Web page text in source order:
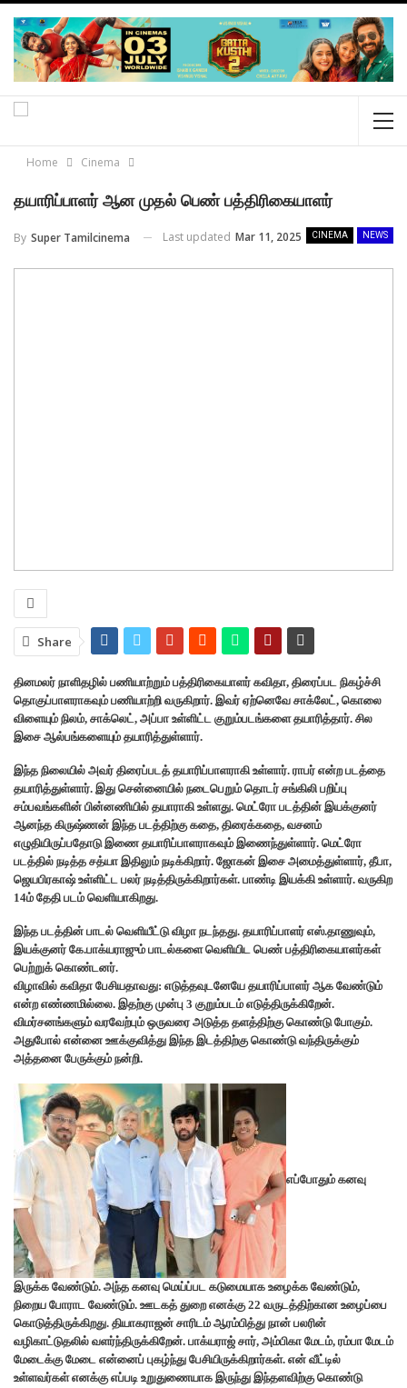
Home Cinema
தயாரிப்பாளர் ஆன முதல் பெண் பத்திரிகையாளர்
CINEMA NEWS
By Super Tamilcinema Last updated Mar 11, 2025
Share
தினமலர் நாளிதழில் பணியாற்றும் பத்திரிகையாளர் கவிதா, திரைப்பட நிகழ்ச்சி
தொகுப்பாளராகவும் பணியாற்றி வருகிறார். இவர் ஏற்னெவே சாக்லேட், கொலை
விளையும் நிலம், சாக்லெட், அப்பா உள்ளிட்ட குறும்படங்களை தயாரித்தார். சில
இசை ஆல்பங்களையும் தயாரித்துள்ளார்.
இந்த நிலையில் அவர் திரைப்படத் தயாரிப்பாளராகி உள்ளார். ராபர் என்ற படத்தை
தயாரித்துள்ளார். இது சென்னையில் நடைபெறும் தொடர் சங்கிலி பறிப்பு
சம்பவங்களின் பின்னணியில் தயாராகி உள்ளது. மெட்ரோ படத்தின் இயக்குனர்
ஆனந்த கிருஷ்ணன் இந்த படத்திற்கு கதை, திரைக்கதை, வசனம்
எழுதியிருப்பதோடு இணை தயாரிப்பாளராகவும் இணைந்துள்ளார். மெட்ரோ
படத்தில் நடித்த சத்யா இதிலும் நடிக்கிறார். ஜோகன் இசை அமைத்துள்ளார், தீபா,
ஜெயபிரகாஷ் உள்ளிட்ட பலர் நடித்திருக்கிறார்கள். பாண்டி இயக்கி உள்ளார். வருகிற
14ம் தேதி படம் வெளியாகிறது.
இந்த படத்தின் பாடல் வெளியீட்டு விழா நடந்தது. தயாரிப்பாளர் எஸ்.தாணுவும்,
இயக்குனர் கே.பாக்யராஜும் பாடல்களை வெளியிட பெண் பத்திரிகையாளர்கள்
பெற்றுக் கொண்டனர்.
விழாவில் கவிதா பேசியதாவது: எடுத்தவுடனேயே தயாரிப்பாளர் ஆக வேண்டும்
என்ற எண்ணமில்லை. இதற்கு முன்பு 3 குறும்படம் எடுத்திருக்கிறேன்.
விமர்சனங்களும் வரவேற்பும் ஒருவரை அடுத்த தளத்திற்கு கொண்டு போகும்.
அதுபோல் என்னை ஊக்குவித்து இந்த இடத்திற்கு கொண்டு வந்திருக்கும்
அத்தனை பேருக்கும் நன்றி.
எப்போதும் கனவு
இருக்க வேண்டும். அந்த கனவு மெய்ப்பட கடுமையாக உழைக்க வேண்டும்,
நிறைய போராட வேண்டும். ஊடகத் துறை எனக்கு 22 வருடத்திற்கான உழைப்பை
கொடுத்திருக்கிறது. தியாகராஜன் சாரிடம் ஆரம்பித்து நான் பலரின்
வழிகாட்டுதலில் வளர்ந்திருக்கிறேன். பாக்யராஜ் சார், அம்பிகா மேடம், ரம்பா மேடம்
மேடைக்கு மேடை என்னைப் புகழ்ந்து பேசியிருக்கிறார்கள். என் வீட்டில்
உள்ளவர்கள் எனக்கு எப்படி உறுதுணையாக இருந்து இந்தளவிற்கு கொண்டு